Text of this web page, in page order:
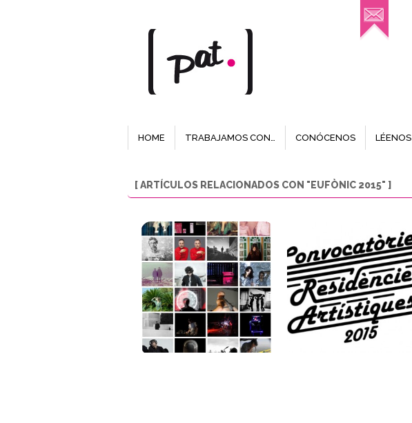
HOME TRABAJAMOS CON… CONÓCENOS LÉENOS
[ ARTÍCULOS RELACIONADOS CON "EUFÒNIC 2015" ]